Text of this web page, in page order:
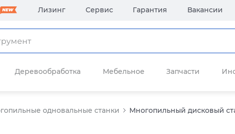
Лизинг Сервис Гарантия Вакансии
Деревообработка Мебельное Запчасти
одновальные станки Многопильный дисковый